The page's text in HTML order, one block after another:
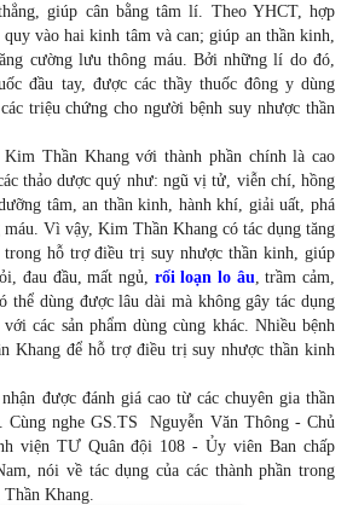
giúp cân bằng tâm lí. Theo YHCT, hợp
vào hai kinh tâm và can; giúp an thần kinh,
cường lưu thông máu. Bởi những lí do đó,
đầu tay, được các thầy thuốc đông y dùng
triệu chứng cho người bệnh suy nhược thần
Thần Khang với thành phần chính là cao
thảo dược quý như: ngũ vị tử, viễn chí, hồng
tâm, an thần kinh, hành khí, giải uất, phá
Vì vậy, Kim Thần Khang có tác dụng tăng
trong hỗ trợ điều trị suy nhược thần kinh, giúp
đau đầu, mất ngủ, rối loạnlo âu , trầm cảm,
thể dùng được lâu dài mà không gây tác dụng
các sản phẩm dùng cùng khác. Nhiều bệnh
Khang để hỗ trợ điều trị suy nhược thần kinh
được đánh giá cao từ các chuyên gia thần
Cùng nghe GS.TS Nguyễn Văn Thông - Chủ
viện TƯ Quân đội 108 - Ủy viên Ban chấp
nói về tác dụng của các thành phần trong
Khang.